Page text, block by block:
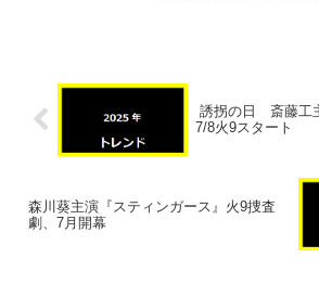
誘拐の日 斎藤工
7/8火9スタート
森川葵主演『スティンガース』火9捜査
劇、7月開幕